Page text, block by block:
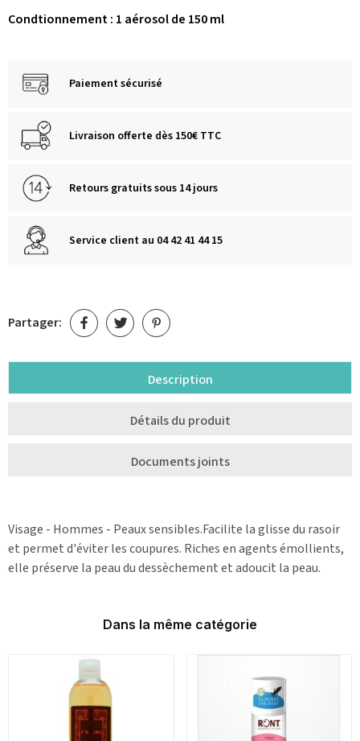
Condtionnement : 1 aérosol de 150 ml
Paiement sécurisé
Livraison offerte dès 150€ TTC
Retours gratuits sous 14 jours
Service client au 04 42 41 44 15
Partager:
Description
Détails du produit
Documents joints
Visage - Hommes - Peaux sensibles.Facilite la glisse du rasoir
et permet d'éviter les coupures. Riches en agents émollients,
elle préserve la peau du dessèchement et adoucit la peau.
Dans la même catégorie